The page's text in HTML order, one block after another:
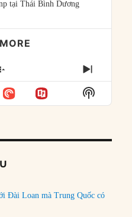
tại Thái Bình Dương
LIST
NEXT
Show
Podcast
Đài Loan mà Trung Quốc có